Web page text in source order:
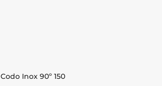
Codo Inox 90º 150